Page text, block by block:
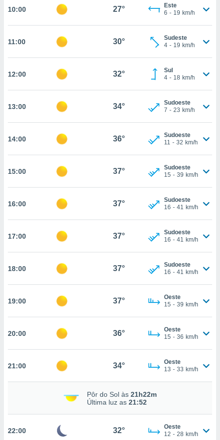
Neste
os
a
Pode
ao
nós e
para
sitio
possam
tal,
10:00 27°
Este
6 - 19 km/h
11:00 30°
Sudeste
4 - 19 km/h
12:00 32°
Sul
4 - 18 km/h
13:00 34°
Sudoeste
7 - 23 km/h
14:00 36°
Sudoeste
11 - 32 km/h
15:00 37°
Sudoeste
15 - 39 km/h
16:00 37°
Sudoeste
16 - 41 km/h
17:00 37°
Sudoeste
16 - 41 km/h
18:00 37°
Sudoeste
16 - 41 km/h
19:00 37°
Oeste
15 - 39 km/h
20:00 36°
Oeste
15 - 36 km/h
21:00 34°
Oeste
13 - 33 km/h
Pôr do Sol às 21h22m
Última luz as 21:52
22:00 32°
Oeste
12 - 28 km/h